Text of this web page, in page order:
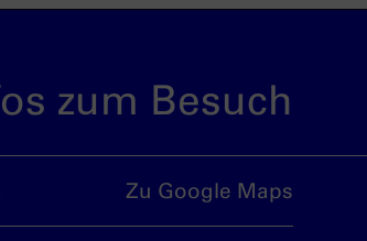
zum Besuch
Zu Google Maps